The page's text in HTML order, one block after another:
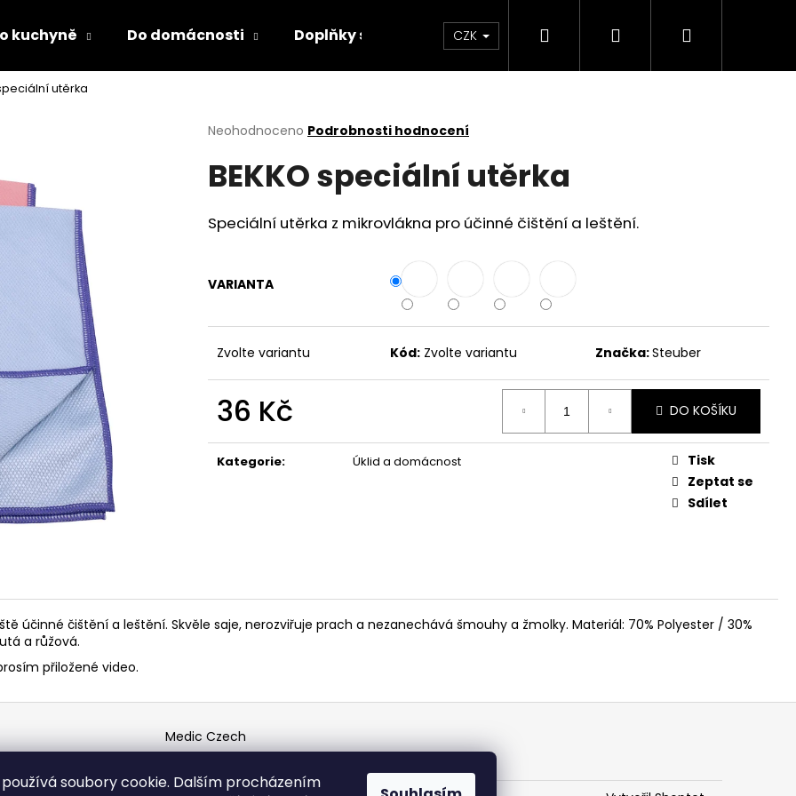
soubory cookie. Dalším procházením
kuchyně Do domácnosti Doplňky s LED světlem Zdraví Výprodej skladových
CZK Hledat PřihlášeníNákupní
utěrka
Průměrné
produktu
je
z
5
Neohodnoceno Podrobnosti hodnocení
BEKKO speciální utěrka
Speciální utěrka z mikrovlákna pro účinné čištění a leštění.
VARIANTA
Zvolte variantu Kód: Zvolte variantu Značka:Steuber
36 Kč
cena:
DO KOŠÍKU
Kategorie: Úklid a domácnost
Tisk
Zeptat se
Sdílet
účinné čištění a leštění. Skvěle saje, nerozviřuje prach a nezanechává šmouhy a žmolky. Materiál: 70% Polyester / 30%
a růžová.
přiložené video.
Co potřebujete najít?
HLEDAT
Doporučujeme
PROLOŽKY SADA 3 KUSY
LÁHEV NA PITÍ SKLENĚNÁ V OCHRANNÉM
219 Kč
Medic Czech